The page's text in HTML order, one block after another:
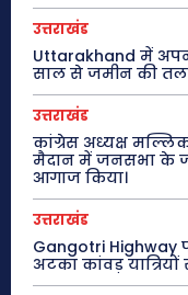
उत्तराखंड
Uttarakhand में
साल से जमीन की
उत्तराखंड
कांग्रेस अध्यक्ष
मैदान में जनसभा के
आगाज किया।
उत्तराखंड
Gangotri Highway
अटका कांवड़